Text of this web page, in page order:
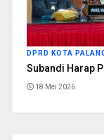
DPRD KOTA
Subandi Harap
18 Mei 2026